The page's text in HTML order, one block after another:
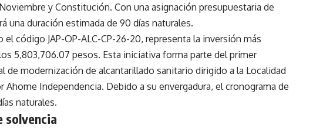
y Constitución. Con una asignación presupuestaria de
una duración estimada de 90 días naturales.
código JAP-OP-ALC-CP-26-20, representa la inversión más
5,803,706.07 pesos. Esta iniciativa forma parte del primer
de modernización de alcantarillado sanitario dirigido a la Localidad
Independencia. Debido a su envergadura, el cronograma de
naturales.
solvencia